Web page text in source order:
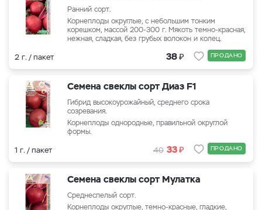
Ранний сорт.
Корнеплоды округлые, с небольшим тонким
корешком, массой 200-300 г. Мякоть темно-красная,
нежная, сладкая, без грубых волокон и колец.
2 г. / пакет 38₽ ПРОДАНО
Семена свеклы сорт Диаз F1
Гибрид высокоурожайный, среднего срока
созревания.
Корнеплоды однородные, правильной округлой
формы.
1 г. / пакет 40 33₽ ПРОДАНО
Семена свеклы сорт Мулатка
Среднеспелый сорт.
Корнеплоды округлые, темно-красные, гладкие,